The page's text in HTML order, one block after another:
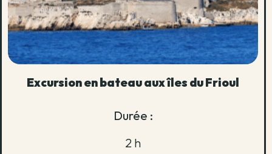
Excursion en bateau aux îles du Frioul
Durée :
2 h